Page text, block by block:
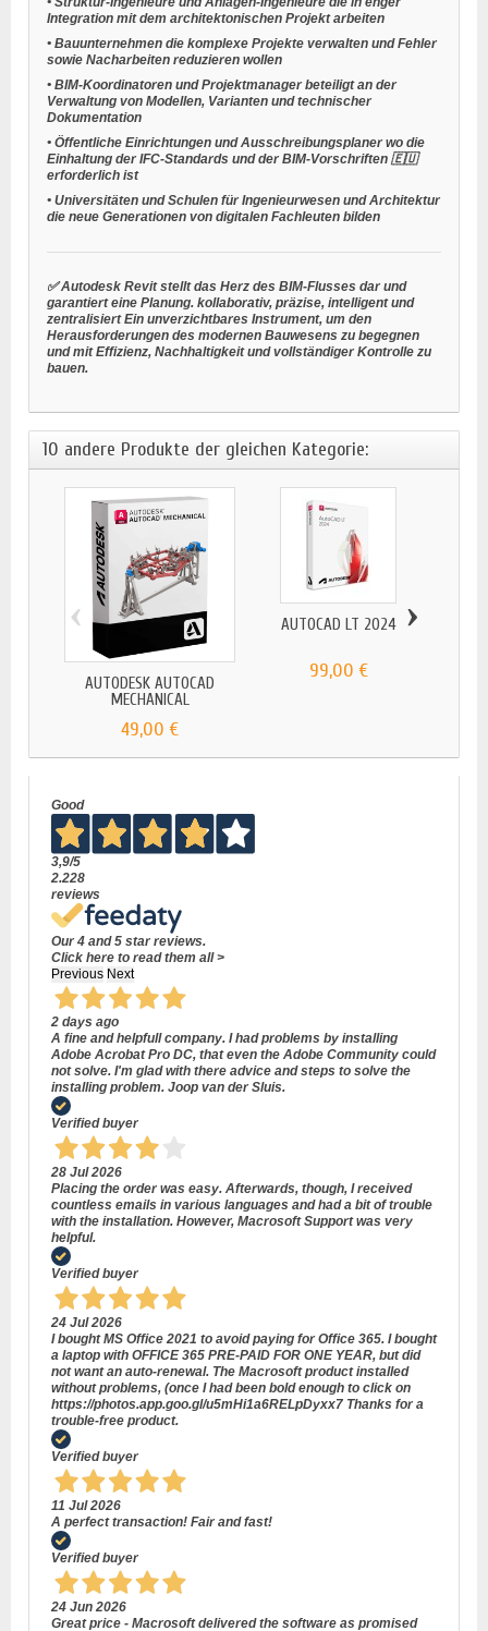
Integration mit dem architektonischen Projekt arbeiten
• Bauunternehmen die komplexe Projekte verwalten und Fehler
sowie Nacharbeiten reduzieren wollen
• BIM-Koordinatoren und Projektmanager beteiligt an der
Verwaltung von Modellen, Varianten und technischer
Dokumentation
• Öffentliche Einrichtungen und Ausschreibungsplaner wo die
Einhaltung der IFC-Standards und der BIM-Vorschriften 🇪🇺
erforderlich ist
• Universitäten und Schulen für Ingenieurwesen und Architektur
die neue Generationen von digitalen Fachleuten bilden
✅ Autodesk Revit stellt das Herz des BIM-Flusses dar und
garantiert eine Planung. kollaborativ, präzise, intelligent und
zentralisiertEin unverzichtbares Instrument, um den
Herausforderungen des modernen Bauwesens zu begegnen
und mit Effizienz, Nachhaltigkeit und vollständiger Kontrolle zu
bauen.
10 andere Produkte der gleichen Kategorie:
AUTODESK AUTOCAD
MECHANICAL
49,00 €
AUTOCAD LT 2024
99,00 €
‹ ›
Good
3,9/5
2.228
reviews
Our 4 and 5 star reviews.
Click here to read them all >
Previous Next
2 days ago
A fine and helpfull company. I had problems by installing
Adobe Acrobat Pro DC, that even the Adobe Community could
not solve. I'm glad with there advice and steps to solve the
installing problem. Joop van der Sluis.
Verified buyer
28 Jul 2026
Placing the order was easy. Afterwards, though, I received
countless emails in various languages and had a bit of trouble
with the installation. However, Macrosoft Support was very
helpful.
Verified buyer
24 Jul 2026
I bought MS Office 2021 to avoid paying for Office 365. I bought
a laptop with OFFICE 365 PRE-PAID FOR ONE YEAR, but did
not want an auto-renewal. The Macrosoft product installed
without problems, (once I had been bold enough to click on
https://photos.app.goo.gl/u5mHi1a6RELpDyxx7 Thanks for a
trouble-free product.
Verified buyer
11 Jul 2026
A perfect transaction! Fair and fast!
Verified buyer
24 Jun 2026
Great price - Macrosoft delivered the software as promised